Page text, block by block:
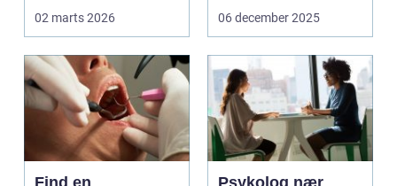
tænker på, når smer...
02 marts 2026 06 december 2025